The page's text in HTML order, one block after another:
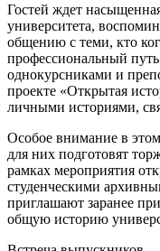
Гостей ждет
университета,
общению с теми, кто
профессиональный
однокурсниками и
проекте «Открытая
личными историями,
Особое внимание в
для них подготовят
рамках мероприятия
студенческими
приглашают заранее
общую историю